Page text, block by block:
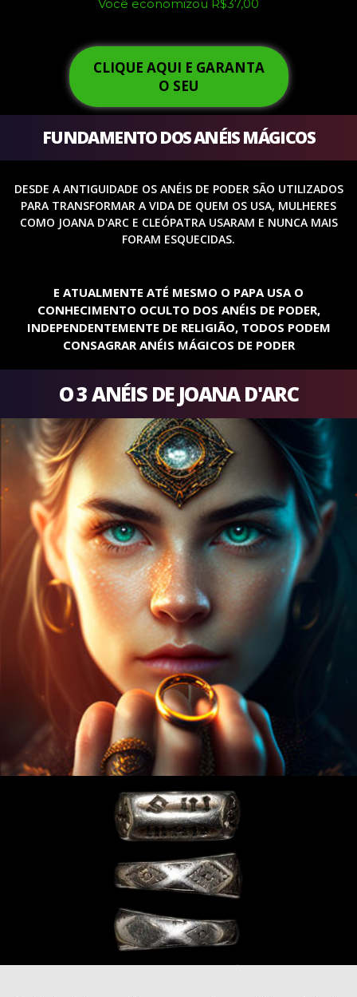
Você economizou R$37,00
CLIQUE AQUI E GARANTA
O SEU
FUNDAMENTO DOS ANÉIS MÁGICOS
DESDE A ANTIGUIDADE OS ANÉIS DE PODER SÃO UTILIZADOS
PARA TRANSFORMAR A VIDA DE QUEM OS USA, MULHERES
COMO JOANA D'ARC E CLEÓPATRA USARAM E NUNCA MAIS
FORAM ESQUECIDAS.
E ATUALMENTE ATÉ MESMO O PAPA USA O
CONHECIMENTO OCULTO DOS ANÉIS DE PODER,
INDEPENDENTEMENTE DE RELIGIÃO, TODOS PODEM
CONSAGRAR ANÉIS MÁGICOS DE PODER
O 3 ANÉIS DE JOANA D'ARC